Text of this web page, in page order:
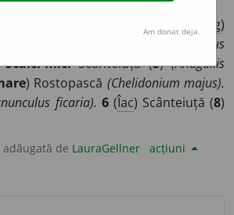
reg)
(Trollius
Scălci-miciScânteiuță (5)(Anagallis
) Rostopască (Chelidonium majus).
ficaria). 6(Îac) Scânteiuță (8)
adăugată de LauraGellner acțiuni
Am donat deja.